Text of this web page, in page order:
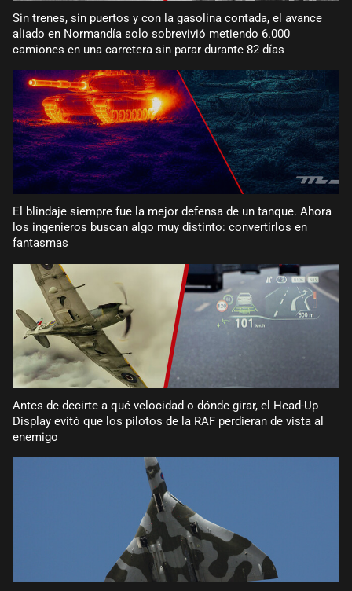
Sin trenes, sin puertos y con la gasolina contada, el avance
aliado en Normandía solo sobrevivió metiendo 6.000
camiones en una carretera sin parar durante 82 días
El blindaje siempre fue la mejor defensa de un tanque. Ahora
los ingenieros buscan algo muy distinto: convertirlos en
fantasmas
Antes de decirte a qué velocidad o dónde girar, el Head-Up
Display evitó que los pilotos de la RAF perdieran de vista al
enemigo